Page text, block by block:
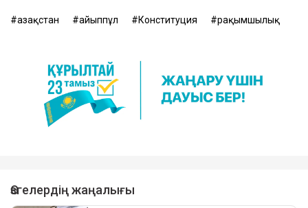
Қазақстан айыппұл Конституция рақымшылық